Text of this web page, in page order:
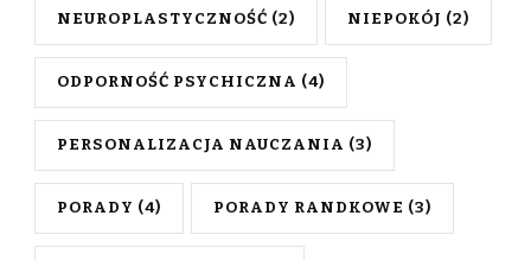
NEUROPLASTYCZNOŚĆ (2) NIEPOKÓJ (2)
ODPORNOŚĆ PSYCHICZNA (4)
PERSONALIZACJA NAUCZANIA (3)
PORADY (4) PORADY RANDKOWE (3)